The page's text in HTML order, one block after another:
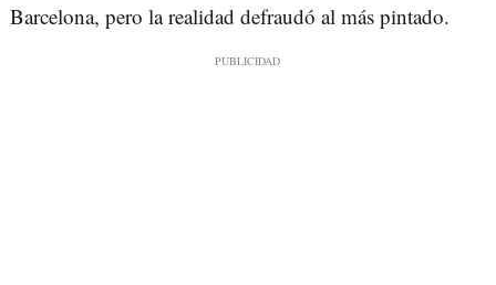
Barcelona, pero la realidad defraudó al más pintado.